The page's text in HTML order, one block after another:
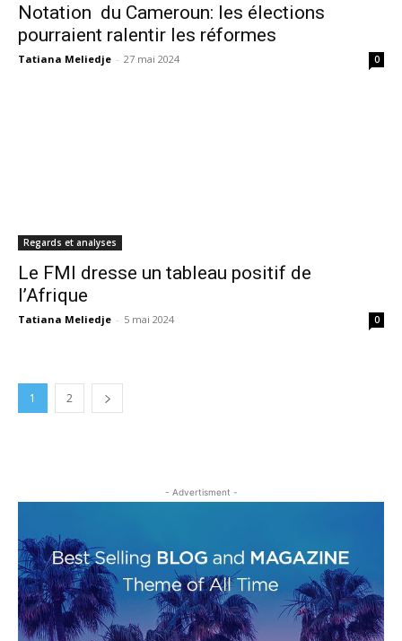
Notation du Cameroun: les élections
pourraient ralentir les réformes
Tatiana Meliedje - 27 mai 2024 0
Regards et analyses
Le FMI dresse un tableau positif de
l’Afrique
Tatiana Meliedje - 5 mai 2024 0
1 2
- Advertisment -